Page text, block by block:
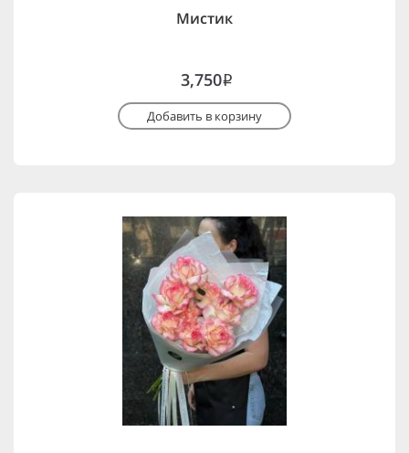
Мистик
3,750i
Добавить в корзину